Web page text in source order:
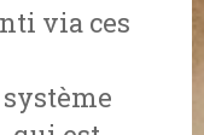
via ces